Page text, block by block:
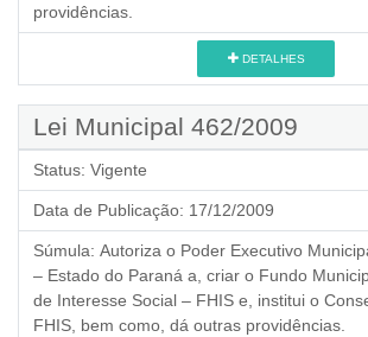
providências.
DETALHES
Lei Municipal 462/2009
Status: Vigente
Data de Publicação: 17/12/2009
Súmula: Autoriza o Poder Executivo
– Estado do Paraná a, criar o Fundo
de Interesse Social – FHIS e, institui o
FHIS, bem como, dá outras providências.